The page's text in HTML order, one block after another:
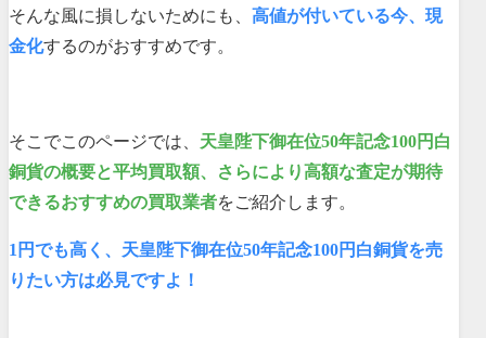
そんな風に損しないためにも、 高値が付いている今、現
金化するのがおすすめです。
そこでこのページでは、 天皇陛下御在位50年記念100円白
銅貨の概要と平均買取額、さらにより高額な査定が期待
できるおすすめの買取業者をご紹介します。
1円でも高く、天皇陛下御在位50年記念100円白銅貨を売
りたい方は必見ですよ！